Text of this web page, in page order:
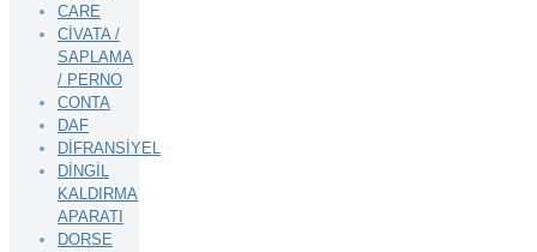
CARE
CİVATA /
SAPLAMA
/ PERNO
CONTA
DAF
DİFRANSİYEL
DİNGİL
KALDIRMA
APARATI
DORSE